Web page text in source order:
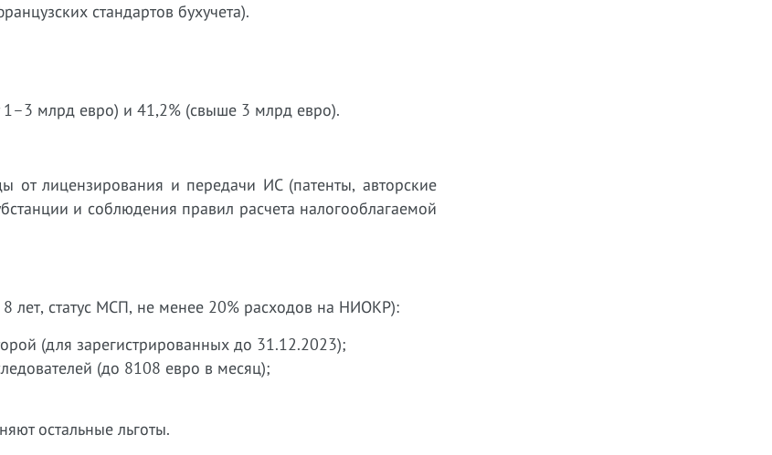
стандартов бухучета).
млрд евро) и 41,2% (свыше 3 млрд евро).
от лицензирования и передачи ИС (патенты, авторские
и соблюдения правил расчета налогооблагаемой
статус МСП, не менее 20% расходов на НИОКР):
(для зарегистрированных до 31.12.2023);
(до 8108 евро в месяц);
остальные льготы.